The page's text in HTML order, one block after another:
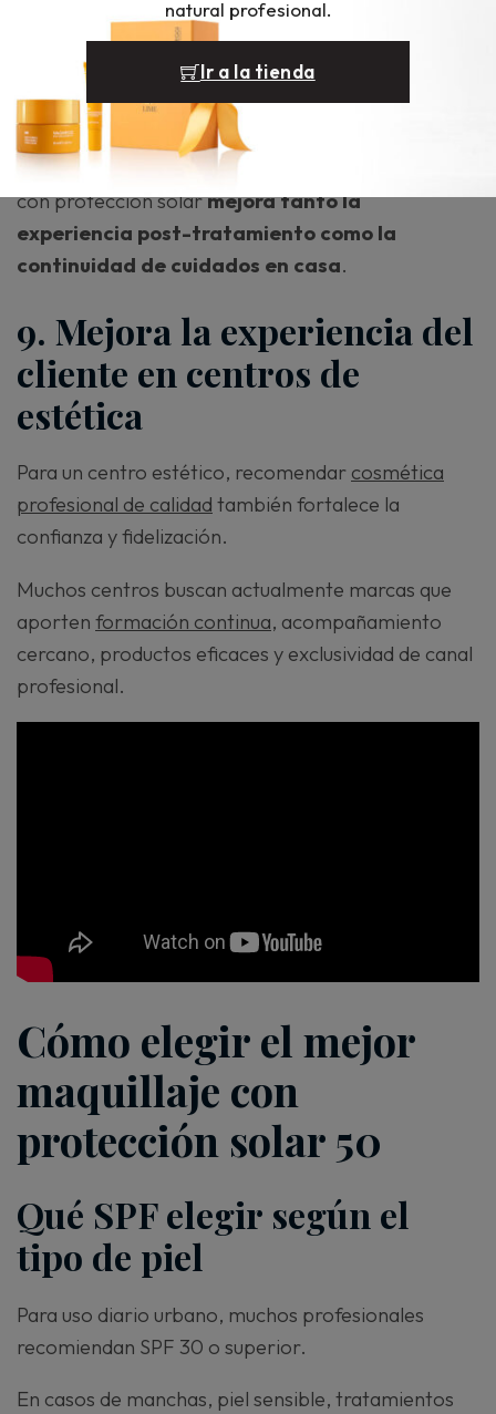
necesita especial protección frente al sol.
En nuestra experiencia trabajando junto a
profesionales de la estética, recomendar maquillaje
con protección solarmejora tanto la
experiencia post-tratamiento como la
continuidad de cuidados en casa.
9. Mejora la experiencia del
cliente en centros de
estética
Para un centro estético, recomendar cosmética
profesional de calidad también fortalece la
confianza y fidelización.
Muchos centros buscan actualmente marcas que
aporten formación continua, acompañamiento
cercano, productos eficaces y exclusividad de canal
profesional.
Cómo elegir el mejor
maquillaje con
protección solar 50
Qué SPF elegir según el
tipo de piel
Para uso diario urbano, muchos profesionales
recomiendan SPF 30 o superior.
En casos de manchas, piel sensible, tratamientos
natural profesional.
Ir a la tienda